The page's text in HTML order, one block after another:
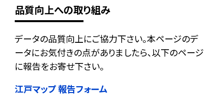
品質向上への取り組み
データの品質向上にご協力下さい。本ページのデ
ータにお気付きの点がありましたら、以下のページ
に報告をお寄せ下さい。
江戸マップ 報告フォーム